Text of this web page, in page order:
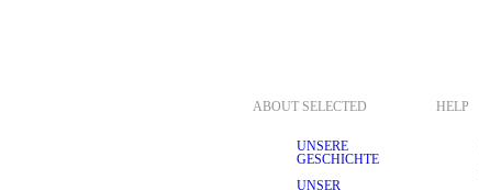
ABOUT SELECTED
UNSERE
GESCHICHTE
UNSER
HELP